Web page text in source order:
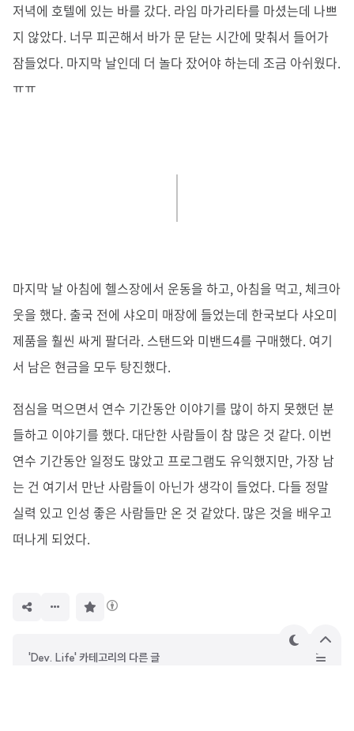
저녁에 호텔에 있는 바를 갔다. 라임 마가리타를 마셨는데 나쁘
지 않았다. 너무 피곤해서 바가 문 닫는 시간에 맞춰서 들어가
잠들었다. 마지막 날인데 더 놀다 잤어야 하는데 조금 아쉬웠다.
ㅠㅠ
마지막 날 아침에 헬스장에서 운동을 하고, 아침을 먹고, 체크아
웃을 했다. 출국 전에 샤오미 매장에 들었는데 한국보다 샤오미
제품을 훨씬 싸게 팔더라. 스탠드와 미밴드4를 구매했다. 여기
서 남은 현금을 모두 탕진했다.
점심을 먹으면서 연수 기간동안 이야기를 많이 하지 못했던 분
들하고 이야기를 했다. 대단한 사람들이 참 많은 것 같다. 이번
연수 기간동안 일정도 많았고 프로그램도 유익했지만, 가장 남
는 건 여기서 만난 사람들이 아닌가 생각이 들었다. 다들 정말
실력 있고 인성 좋은 사람들만 온 것 같았다. 많은 것을 배우고
떠나게 되었다.
'Dev. Life' 카테고리의 다른 글
테
상
단